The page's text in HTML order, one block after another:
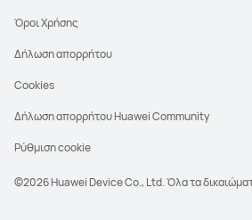
©2026 Huawei Device Co., Ltd. Όλα τα
Όροι Χρήσης
Δήλωση απορρήτου
Cookies
Δήλωση απορρήτου Huawei Community
Ρύθμιση cookie